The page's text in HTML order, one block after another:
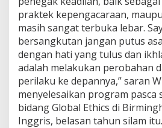
praktek kepengacaraan,
masih sangat terbuka lebar.
bersangkutan jangan putus
dengan hati yang tulus dan
adalah melakukan perobahan
perilaku ke depannya,” saran
menyelesaikan program pasca
bidang Global Ethics di
Inggris, belasan tahun silam itu.